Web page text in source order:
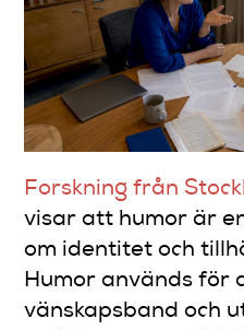
Forskning från
visar att humor är
om identitet och
Humor används för
vänskapsband och